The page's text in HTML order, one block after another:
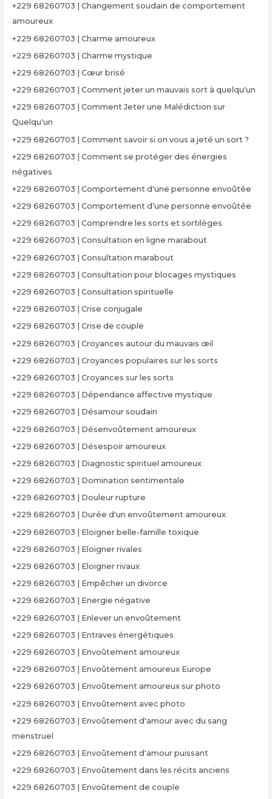
+229 68260703 | Changement soudain de comportement
amoureux
+229 68260703 | Charme amoureux
+229 68260703 | Charme mystique
+229 68260703 | Cœur brisé
+229 68260703 | Comment jeter un mauvais sort à quelqu'un
+229 68260703 | Comment Jeter une Malédiction sur
Quelqu'un
+229 68260703 | Comment savoir si on vous a jeté un sort ?
+229 68260703 | Comment se protéger des énergies
négatives
+229 68260703 | Comportement d'une personne envoûtée
+229 68260703 | Comportement d’une personne envoûtée
+229 68260703 | Comprendre les sorts et sortilèges
+229 68260703 | Consultation en ligne marabout
+229 68260703 | Consultation marabout
+229 68260703 | Consultation pour blocages mystiques
+229 68260703 | Consultation spirituelle
+229 68260703 | Crise conjugale
+229 68260703 | Crise de couple
+229 68260703 | Croyances autour du mauvais œil
+229 68260703 | Croyances populaires sur les sorts
+229 68260703 | Croyances sur les sorts
+229 68260703 | Dépendance affective mystique
+229 68260703 | Désamour soudain
+229 68260703 | Désenvoûtement amoureux
+229 68260703 | Désespoir amoureux
+229 68260703 | Diagnostic spirituel amoureux
+229 68260703 | Domination sentimentale
+229 68260703 | Douleur rupture
+229 68260703 | Durée d'un envoûtement amoureux
+229 68260703 | Eloigner belle-famille toxique
+229 68260703 | Eloigner rivales
+229 68260703 | Eloigner rivaux
+229 68260703 | Empêcher un divorce
+229 68260703 | Energie négative
+229 68260703 | Enlever un envoûtement
+229 68260703 | Entraves énergétiques
+229 68260703 | Envoûtement amoureux
+229 68260703 | Envoûtement amoureux Europe
+229 68260703 | Envoûtement amoureux sur photo
+229 68260703 | Envoûtement avec photo
+229 68260703 | Envoûtement d'amour avec du sang
menstruel
+229 68260703 | Envoûtement d'amour puissant
+229 68260703 | Envoûtement dans les récits anciens
+229 68260703 | Envoûtement de couple